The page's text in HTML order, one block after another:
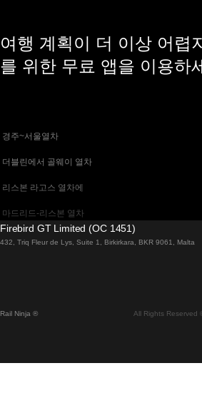
여행 계획이 더 이상 어렵
를 위한 무료 앱을 이용하
경주~서울열차
더블린에서 골웨이 열차
리스본 라고스 열차에
마드리드-리스본 열차
말라가 마드리드 기차에
비엔나 부다페스트 기차에
Firebird GT Limited (OC 1451)
432, Triq Fleur de Lys, Suite 1, Birkirkara, BKR 9061, Malta
Rail Ninja ® All Rights Reserved